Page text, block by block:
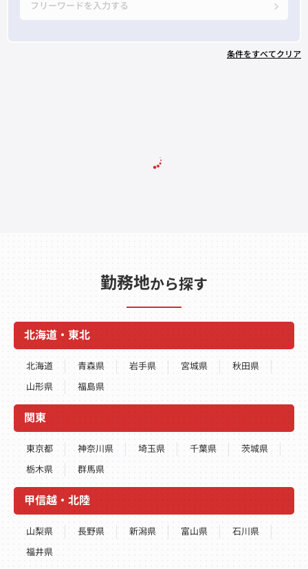
フリーワードを入力する
条件をすべてクリア
勤務地から探す
北海道・東北
北海道 青森県 岩手県 宮城県
秋田県
山形県
福島県
関東
東京都 神奈川県 埼玉県 千葉県
茨城県
栃木県
群馬県
甲信越・北陸
山梨県 長野県 新潟県 富山県
石川県
福井県